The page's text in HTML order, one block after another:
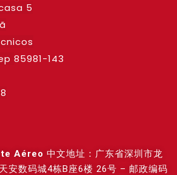
5
85981-143
Aéreo 中文地址：广东省深圳市龙
安数码城4栋B座6楼 26号 – 邮政编码